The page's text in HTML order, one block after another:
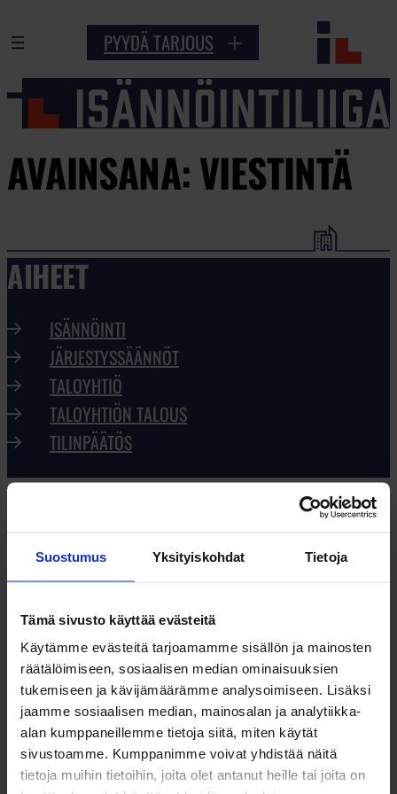
Suostumus Yksityiskohdat Tietoja
Tämä sivusto käyttää evästeitä
Käytämme evästeitä tarjoamamme sisällön ja mainosten
räätälöimiseen, sosiaalisen median ominaisuuksien
tukemiseen ja kävijämäärämme analysoimiseen. Lisäksi
jaamme sosiaalisen median, mainosalan ja analytiikka-
alan kumppaneillemme tietoja siitä, miten käytät
sivustoamme. Kumppanimme voivat yhdistää näitä
tietoja muihin tietoihin, joita olet antanut heille tai joita on
PYYDÄ TARJOUS
AVAINSANA:VIESTINTÄ
AIHEET
ISÄNNÖINTI
JÄRJESTYSSÄÄNNÖT
TALOYHTIÖ
TALOYHTIÖN TALOUS
TILINPÄÄTÖS
Kirjeet, kortit ja muu posti jää toimittamatta,
kun postin työntekijät päättivät seisauttaa
koko touhun. Vaikka lakko vääjäämättä jonain
päivänä loppuu, se ei tarkoita, että lakon…
LUE LISÄÄ